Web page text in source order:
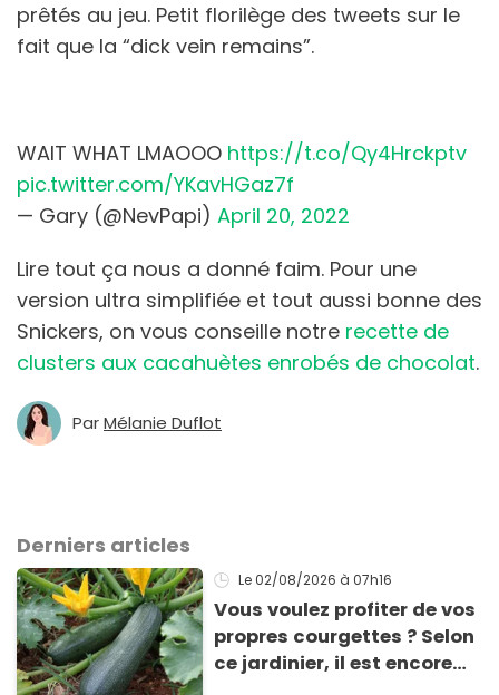
prêtés au jeu. Petit florilège des tweets sur le
fait que la “dick vein remains”.
WAIT WHAT LMAOOO https://t.co/Qy4Hrckptv
pic.twitter.com/YKavHGaz7f
— Gary (@NevPapi) April 20, 2022
Lire tout ça nous a donné faim. Pour une
version ultra simplifiée et tout aussi bonne des
Snickers, on vous conseille notre recette de
clusters aux cacahuètes enrobés de chocolat.
ParMélanie Duflot
Derniers articles
Le 02/08/2026 à 07h16
Vous voulez profiter de vos
propres courgettes ? Selon
ce jardinier, il est encore